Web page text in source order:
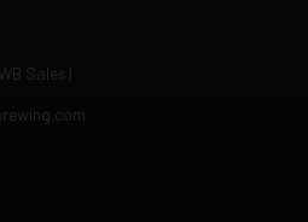
Sales)